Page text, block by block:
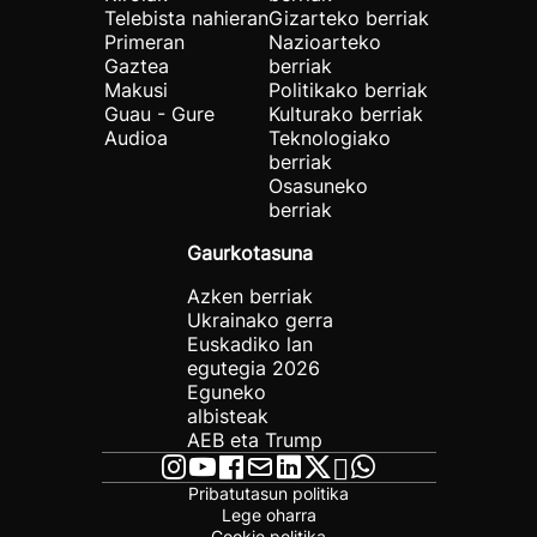
Telebista nahieran
Primeran
Gaztea
Makusi
Guau - Gure
Audioa
Gizarteko berriak
Nazioarteko
berriak
Politikako berriak
Kulturako berriak
Teknologiako
berriak
Osasuneko
berriak
Gaurkotasuna
Azken berriak
Ukrainako gerra
Euskadiko lan
egutegia 2026
Eguneko
albisteak
AEB eta Trump
Pribatutasun politika
Lege oharra